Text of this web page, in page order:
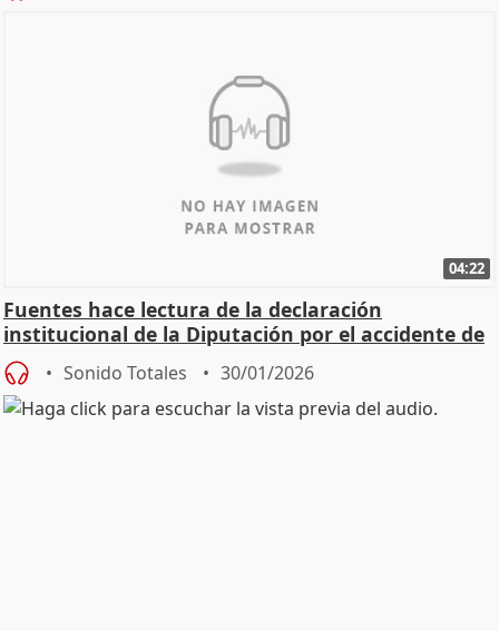
04:22
Fuentes hace lectura de la declaración
institucional de la Diputación por el accidente de
Adamuz
Sonido Totales 30/01/2026